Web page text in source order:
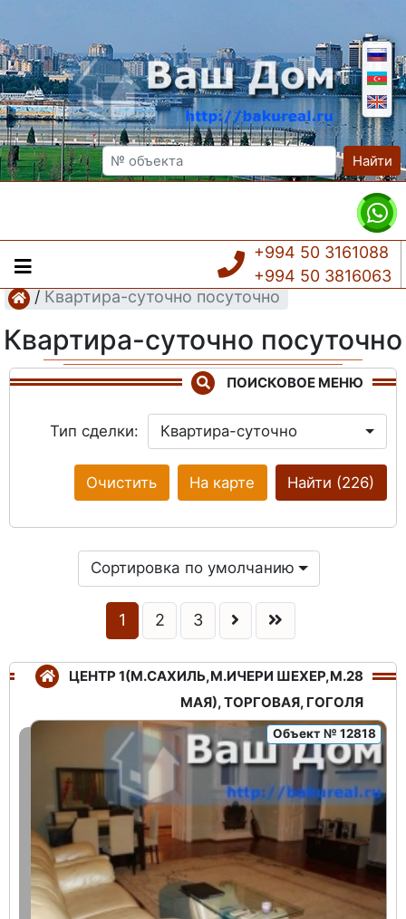
Найти
+994 50 3161088
+994 50 3816063
/ Квартира-суточно посуточно
Квартира-суточно посуточно
ПОИСКОВОЕ МЕНЮ
Тип сделки: Квартира-суточно
Найти (226)
На карте
Очистить
Сортировка по умолчанию
1 2 3
ЦЕНТР 1(М.САХИЛЬ,М.ИЧЕРИ ШЕХЕР,М.28
МАЯ), ТОРГОВАЯ, ГОГОЛЯ
Объект № 12818